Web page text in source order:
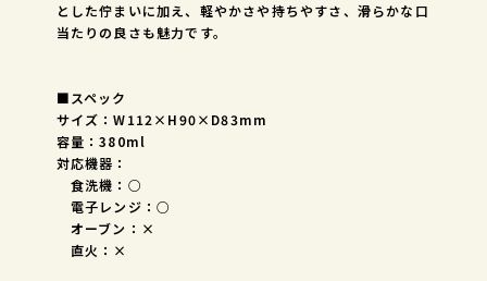
とした佇まいに加え、軽やかさや持ちやすさ、滑らかな口
当たりの良さも魅力です。
■スペック
サイズ：W112×H90×D83mm
容量：380ml
対応機器：
食洗機：○
電子レンジ：○
オーブン：×
直火：×